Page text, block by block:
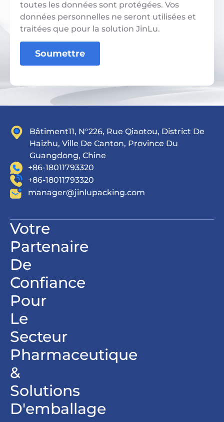
toutes les données sont protégées. Vos
données personnelles ne seront utilisées et
traitées que pour la solution JinLu.
Soumettre
Bâtiment11, N°226, Rue Qiaotou, District De
Haizhu, Ville De Canton, Province Du
Guangdong, Chine
+86-18011793320
+86-18011793320
manager@jinlupacking.com
Votre
Partenaire
De
Confiance
Pour
Le
Secteur
Pharmaceutique
&
Solutions
D'emballage